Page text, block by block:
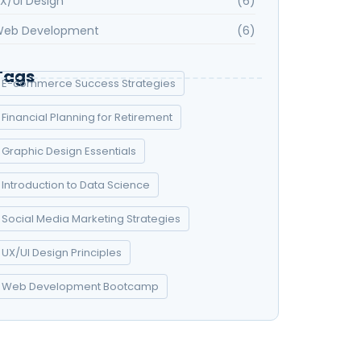
Development
(6)
E-commerce Success Strategies
Financial Planning for Retirement
Graphic Design Essentials
Introduction to Data Science
Social Media Marketing Strategies
UX/UI Design Principles
Web Development Bootcamp